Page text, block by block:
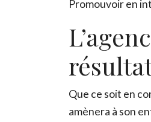
Promouvoir en
Que ce soit en
amènera à son